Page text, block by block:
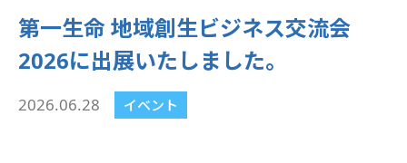
第一生命 地域創生ビジネス交流会
2026に出展いたしました。
2026.06.28 イベント